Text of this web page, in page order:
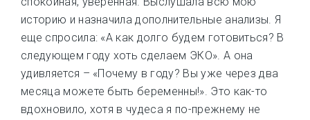
историю и назначила дополнительные анализы. Я
еще спросила: «А как долго будем готовиться? В
следующем году хоть сделаем ЭКО». А она
удивляется – «Почему в году? Вы уже через два
месяца можете быть беременны!». Это как-то
вдохновило, хотя в чудеса я по-прежнему не